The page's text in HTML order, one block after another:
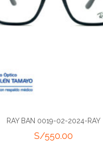
RAY BAN 0019-02-2024-RAY
S/550.00